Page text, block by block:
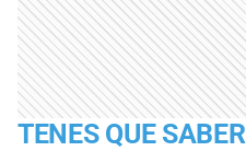
TENES QUE SABER